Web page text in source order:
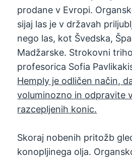
prodane v Evropi.
sijaj las je v državah
nego las, kot Švedska,
Madžarske. Strokovni
profesorica Sofia
Hemply je odličen način,
voluminozno in odpravite
razcepljenih konic.
Skoraj nobenih pritožb
konopljinega olja.